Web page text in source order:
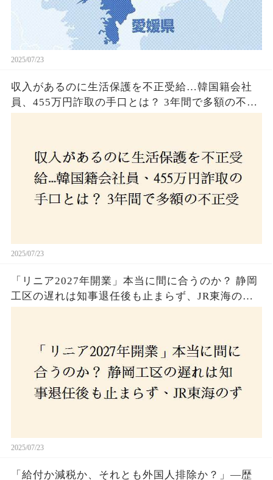
2025/07/23
収入があるのに生活保護を不正受給…韓国籍会社
員、455万円詐取の手口とは？ 3年間で多額の不正
2025/07/23
「リニア2027年開業」本当に間に合うのか？ 静岡
工区の遅れは知事退任後も止まらず、JR東海のず
2025/07/23
「給付か減税か、それとも外国人排除か？」―歴